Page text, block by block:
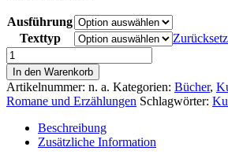
bis
79,50 €
Ausführung
Texttyp
Fährmann,
Willi:
Und
leuchtet
wie
Sonne
In den Warenkorb
Artikelnummer: n. a. Kategorien: Bücher,
Romane und Erzählungen Schlagwörter:
Beschreibung
Zusätzliche Information